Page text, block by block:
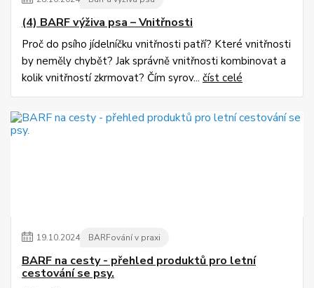
(4) BARF výživa psa – Vnitřnosti
Proč do psího jídelníčku vnitřnosti patří? Které vnitřnosti
by neměly chybět? Jak správně vnitřnosti kombinovat a
kolik vnitřností zkrmovat? Čím syrov... číst celé
19.10.2024 BARFování v praxi
BARF na cesty - přehled produktů pro letní
cestování se psy.